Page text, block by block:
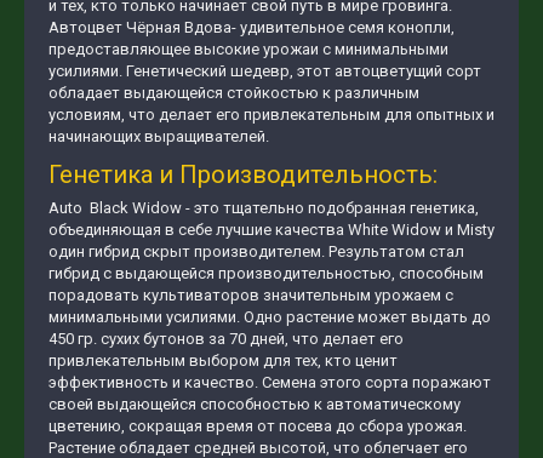
и тех, кто только начинает свой путь в мире гровинга.
Автоцвет Чёрная Вдова- удивительное семя конопли,
предоставляющее высокие урожаи с минимальными
усилиями. Генетический шедевр, этот автоцветущий сорт
обладает выдающейся стойкостью к различным
условиям, что делает его привлекательным для опытных и
начинающих выращивателей.
Генетика и Производительность:
Auto Black Widow - это тщательно подобранная генетика,
объединяющая в себе лучшие качества White Widow и Misty
один гибрид скрыт производителем. Результатом стал
гибрид с выдающейся производительностью, способным
порадовать культиваторов значительным урожаем с
минимальными усилиями. Одно растение может выдать до
450 гр. сухих бутонов за 70 дней, что делает его
привлекательным выбором для тех, кто ценит
эффективность и качество. Семена этого сорта поражают
своей выдающейся способностью к автоматическому
цветению, сокращая время от посева до сбора урожая.
Растение обладает средней высотой, что облегчает его